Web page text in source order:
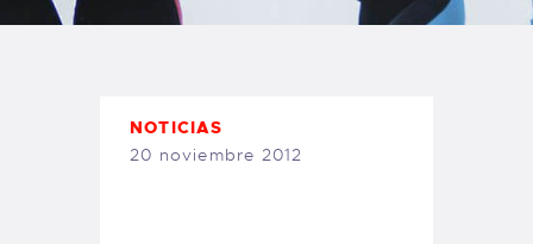
NOTICIAS
20 noviembre 2012